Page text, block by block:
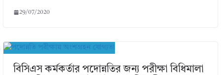
29/07/2020
বিসিএস কর্মকর্তার পদোন্নতির জন্য পরীক্ষা বিধিমালা